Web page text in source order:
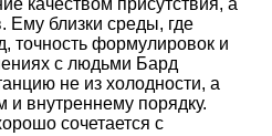
качеством присутствия, а
Ему близки среды, где
точность формулировок и
с людьми Бард
не из холодности, а
и внутреннему порядку.
сочетается с